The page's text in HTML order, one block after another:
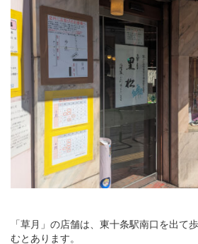
「草月」の店舗は、東十条駅南口を出て
むとあります。